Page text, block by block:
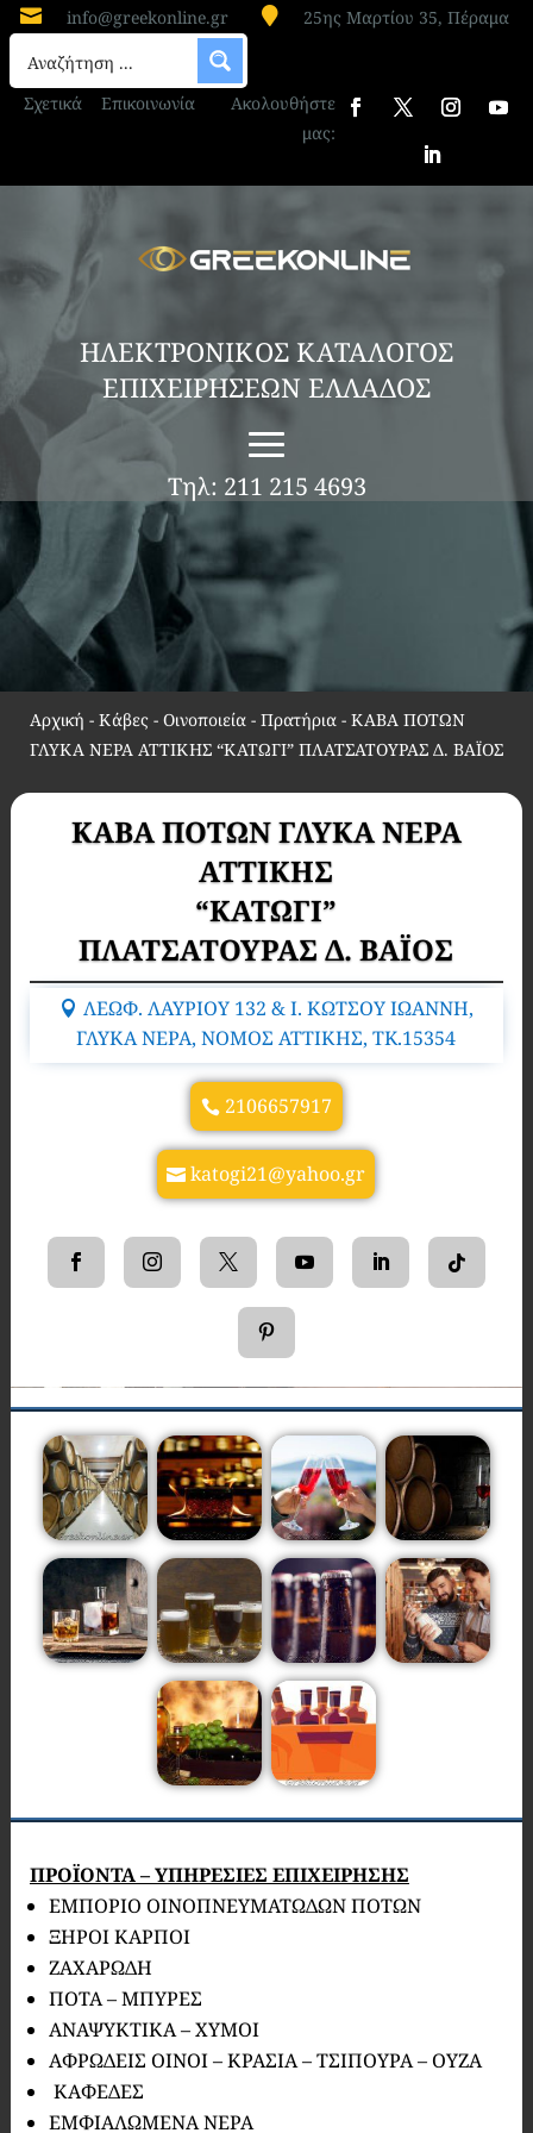
 info@greekonline.gr  25ης Μαρτίου 35, Πέραμα
Σχετικά Επικοινωνία
Ακολουθήστε
μας:
ΗΛΕΚΤΡΟΝΙΚΟΣ ΚΑΤΑΛΟΓΟΣ
ΕΠΙΧΕΙΡΗΣΕΩΝ ΕΛΛΑΔΟΣ
Τηλ: 211 215 4693
Αρχική - Κάβες - Οινοποιεία - Πρατήρια- ΚΑΒΑ ΠΟΤΩΝ
ΓΛΥΚΑ ΝΕΡΑ ΑΤΤΙΚΗΣ “ΚΑΤΩΓΙ” ΠΛΑΤΣΑΤΟΥΡΑΣ Δ. ΒΑΪΟΣ
ΚΑΒΑ ΠΟΤΩΝ ΓΛΥΚΑ ΝΕΡΑ
ΑΤΤΙΚΗΣ
“ΚΑΤΩΓΙ”
ΠΛΑΤΣΑΤΟΥΡΑΣ Δ. ΒΑΪΟΣ
ΛΕΩΦ. ΛΑΥΡΙΟΥ 132 & Ι. ΚΩΤΣΟΥ ΙΩΑΝΝΗ,
ΓΛΥΚΑ ΝΕΡΑ, ΝΟΜΟΣ ΑΤΤΙΚΗΣ, TK.15354
2106657917
katogi21@yahoo.gr
ΠΡΟΪΟΝΤΑ – ΥΠΗΡΕΣΙΕΣ ΕΠΙΧΕΙΡΗΣΗΣ
ΕΜΠΟΡΙΟ ΟΙΝΟΠΝΕΥΜΑΤΩΔΩΝ ΠΟΤΩΝ
ΞΗΡΟΙ ΚΑΡΠΟΙ
ΖΑΧΑΡΩΔΗ
ΠΟΤΑ – ΜΠΥΡΕΣ
ΑΝΑΨΥΚΤΙΚΑ – ΧΥΜΟΙ
ΑΦΡΩΔΕΙΣ ΟΙΝΟΙ – ΚΡΑΣΙΑ – ΤΣΙΠΟΥΡΑ – ΟΥΖΑ
ΚΑΦΕΔΕΣ
ΕΜΦΙΑΛΩΜΕΝΑ ΝΕΡΑ